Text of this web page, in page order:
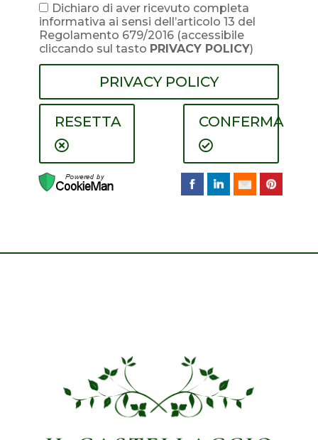
Dichiaro di aver ricevuto completa
informativa ai sensi dell’articolo 13 del
Regolamento 679/2016 (accessibile
cliccando sul tasto PRIVACY POLICY)
PRIVACY POLICY
RESETTA CONFERMA